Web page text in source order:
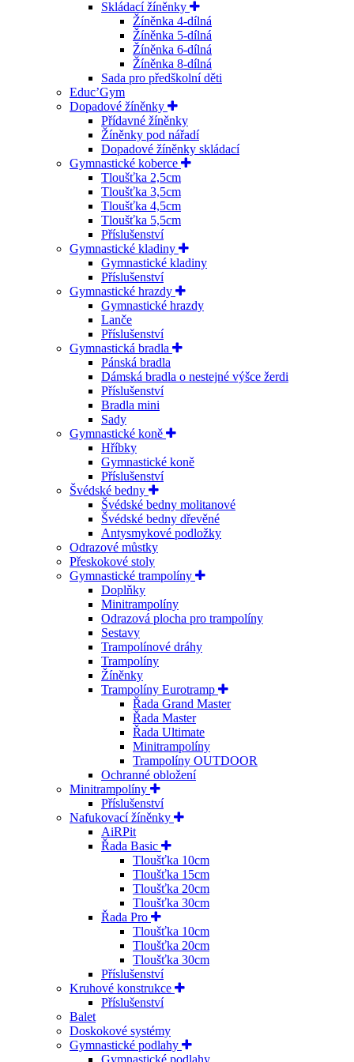
Skládací žíněnky
Žíněnka 4-dílná
Žíněnka 5-dílná
Žíněnka 6-dílná
Žíněnka 8-dílná
Sada pro předškolní děti
Educ’Gym
Dopadové žíněnky
Přídavné žíněnky
Žíněnky pod nářadí
Dopadové žíněnky skládací
Gymnastické koberce
Tloušťka 2,5cm
Tloušťka 3,5cm
Tloušťka 4,5cm
Tloušťka 5,5cm
Příslušenství
Gymnastické kladiny
Gymnastické kladiny
Příslušenství
Gymnastické hrazdy
Gymnastické hrazdy
Lanče
Příslušenství
Gymnastická bradla
Pánská bradla
Dámská bradla o nestejné výšce žerdi
Příslušenství
Bradla mini
Sady
Gymnastické koně
Hříbky
Gymnastické koně
Příslušenství
Švédské bedny
Švédské bedny molitanové
Švédské bedny dřevěné
Antysmykové podložky
Odrazové můstky
Přeskokové stoly
Gymnastické trampolíny
Doplňky
Minitrampolíny
Odrazová plocha pro trampolíny
Sestavy
Trampolínové dráhy
Trampolíny
Žíněnky
Trampolíny Eurotramp
Řada Grand Master
Řada Master
Řada Ultimate
Minitrampolíny
Trampolíny OUTDOOR
Ochranné obložení
Minitrampolíny
Příslušenství
Nafukovací žíněnky
AiRPit
Řada Basic
Tloušťka 10cm
Tloušťka 15cm
Tloušťka 20cm
Tloušťka 30cm
Řada Pro
Tloušťka 10cm
Tloušťka 20cm
Tloušťka 30cm
Příslušenství
Kruhové konstrukce
Příslušenství
Balet
Doskokové systémy
Gymnastické podlahy